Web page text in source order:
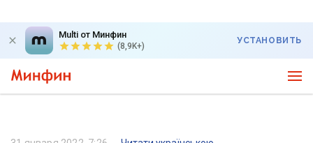
Multi от Минфин
(8,9K+)
УСТАНОВИТЬ